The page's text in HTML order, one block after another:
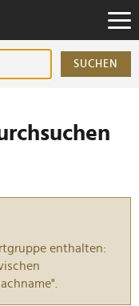
SUCHEN
enthalten: